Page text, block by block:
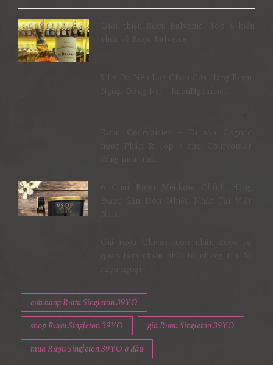
Giới thiệu Rượu Balvenie, Top 6 kiến
Giá rượu Chivas luôn nhận được sự
rượu ngoại
cửa hàng Rượu Singleton 39YO
shop Rượu Singleton 39YO
giá Rượu Singleton 39YO
mua Rượu Singleton 39YO ở đâu